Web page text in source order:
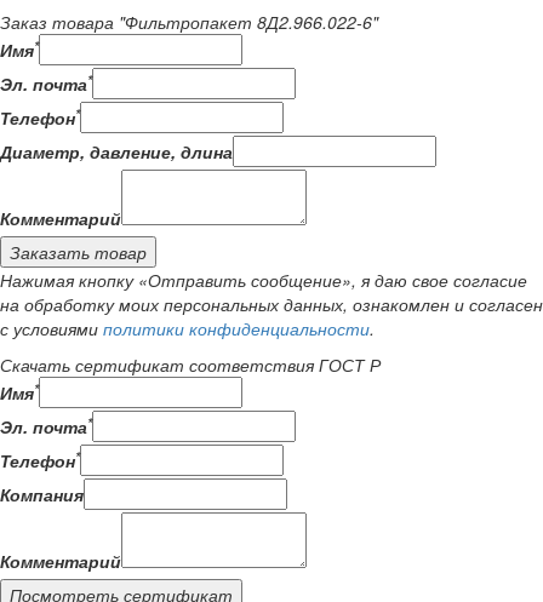
Заказ товара "Фильтропакет 8Д2.966.022-6"
Имя*
Эл. почта*
Телефон*
Диаметр, давление, длина
Комментарий
Заказать товар
Нажимая кнопку «Отправить сообщение», я даю свое согласие
на обработку моих персональных данных, ознакомлен и согласен
с условиями политики конфиденциальности.
Скачать сертификат соответствия ГОСТ Р
Имя*
Эл. почта*
Телефон*
Компания
Комментарий
Посмотреть сертификат